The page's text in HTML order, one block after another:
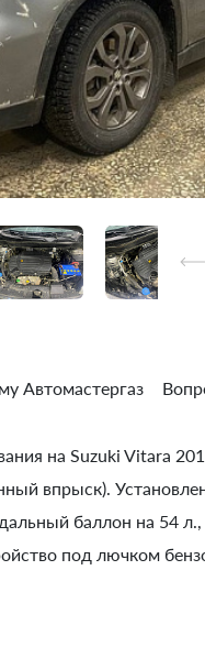
Автомастергаз
на Suzuki Vitara
впрыск).
баллон на 54 л.,
под лючком